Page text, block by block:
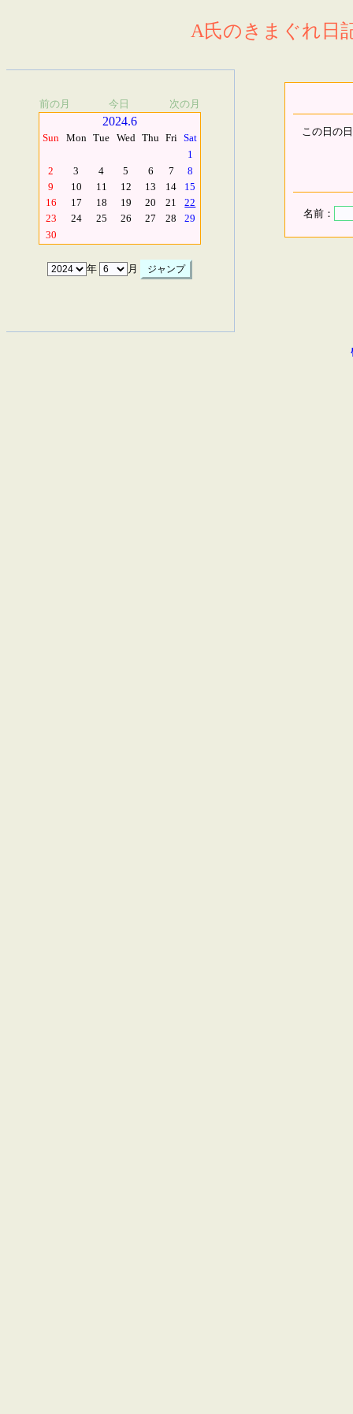
A氏のきまぐれ日
前の月 今日 次の月
2024.6
Sun Mon Tue Wed Thu Fri Sat
1
2
3 4 5 6 7
8
9
10 11 12 13 14
15
16
17 18 19 20 21
22
23
24 25 26 27 28
29
30
年 月
この日の
名前：